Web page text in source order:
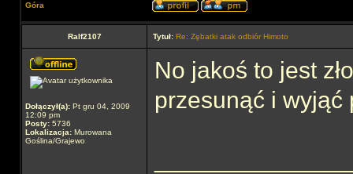
Góra
Ralf2107 Tytuł: Re: Zębatki atak odbiór Himoto
Dołączył(a): Pt gru 04, 2009
12:09 pm
Posty: 5736
Lokalizacja: Murowana
Goślina/Grajewo
No jakoś to jest
przesunąć i wyjąć